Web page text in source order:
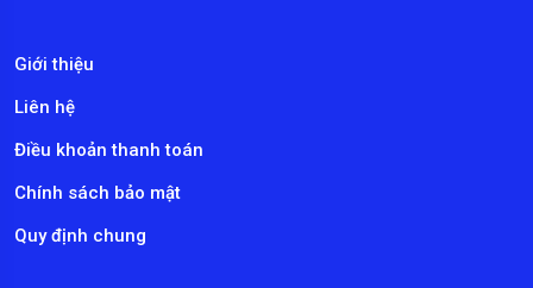
Giới thiệu
Liên hệ
Điều khoản thanh toán
Chính sách bảo mật
Quy định chung